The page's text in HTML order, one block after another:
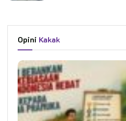
Opini Kakak